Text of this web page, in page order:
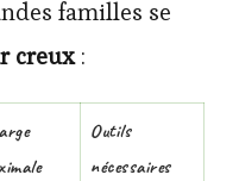
familles se
creux:
Outils
nécessaires